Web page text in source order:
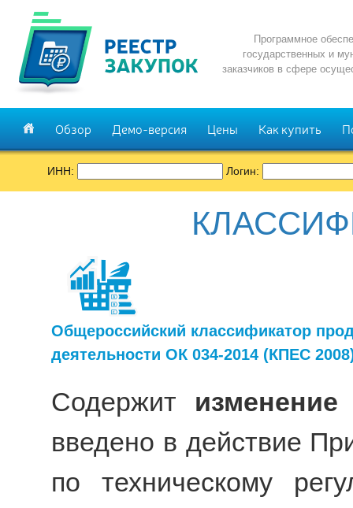
Программное
государственных и
заказчиков в сфере
Обзор Демо-версия Цены Как купить
ИНН: Логин:
Общероссийский классификатор
деятельности ОК 034-2014 (КПЕС
Содержит
введено в действие
по техническому